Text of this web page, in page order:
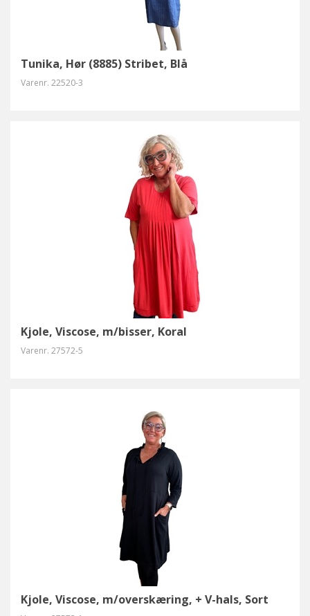
Tunika, Hør (8885) Stribet, Blå
Varenr. 22520-3
Kjole, Viscose, m/bisser, Koral
Varenr. 27572-5
Kjole, Viscose, m/overskæring, + V-hals, Sort